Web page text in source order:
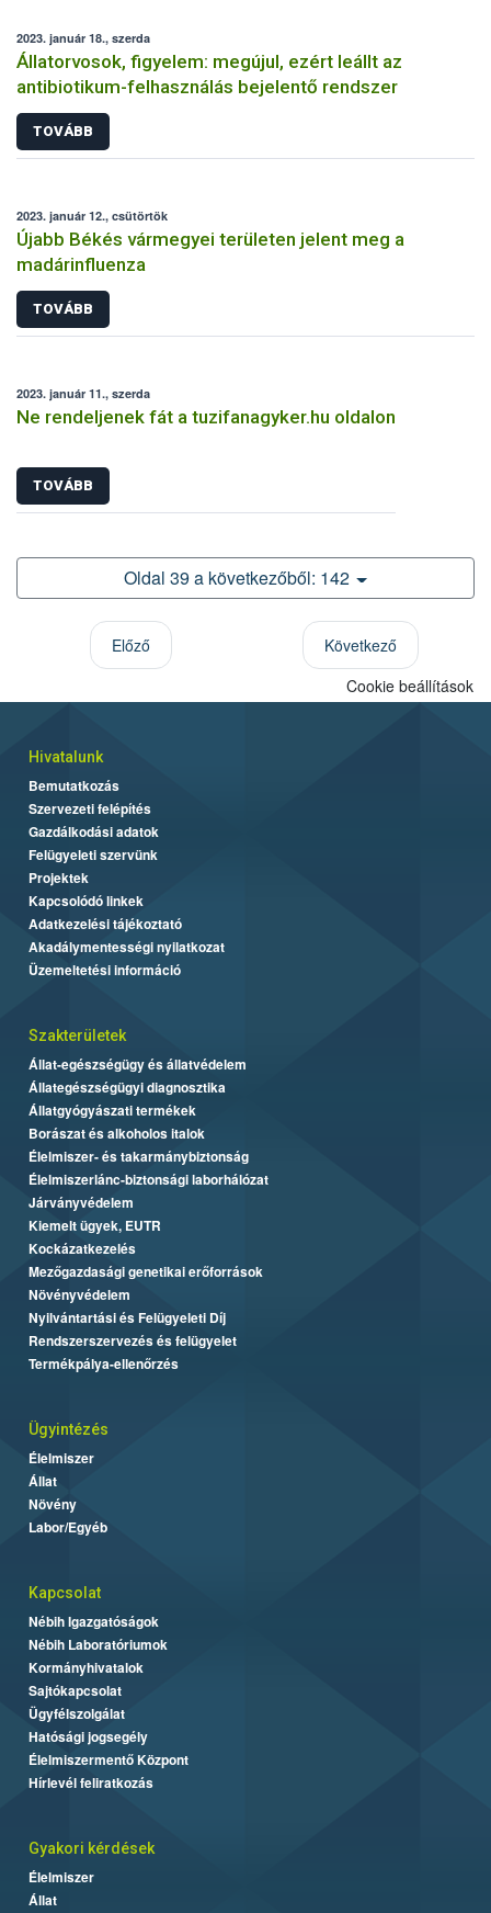
2023. január 18., szerda
Állatorvosok, figyelem: megújul, ezért leállt az
antibiotikum-felhasználás bejelentő rendszer
TOVÁBB
2023. január 12., csütörtök
Újabb Békés vármegyei területen jelent meg a
madárinfluenza
TOVÁBB
2023. január 11., szerda
Ne rendeljenek fát a tuzifanagyker.hu oldalon
TOVÁBB
Oldal 39 a következőből: 142
Előző
Következő
Cookie beállítások
Hivatalunk
Bemutatkozás
Szervezeti felépítés
Gazdálkodási adatok
Felügyeleti szervünk
Projektek
Kapcsolódó linkek
Adatkezelési tájékoztató
Akadálymentességi nyilatkozat
Üzemeltetési információ
Szakterületek
Állat-egészségügy és állatvédelem
Állategészségügyi diagnosztika
Állatgyógyászati termékek
Borászat és alkoholos italok
Élelmiszer- és takarmánybiztonság
Élelmiszerlánc-biztonsági laborhálózat
Járványvédelem
Kiemelt ügyek, EUTR
Kockázatkezelés
Mezőgazdasági genetikai erőforrások
Növényvédelem
Nyilvántartási és Felügyeleti Díj
Rendszerszervezés és felügyelet
Termékpálya-ellenőrzés
Ügyintézés
Élelmiszer
Állat
Növény
Labor/Egyéb
Kapcsolat
Nébih Igazgatóságok
Nébih Laboratóriumok
Kormányhivatalok
Sajtókapcsolat
Ügyfélszolgálat
Hatósági jogsegély
Élelmiszermentő Központ
Hírlevél feliratkozás
Gyakori kérdések
Élelmiszer
Állat